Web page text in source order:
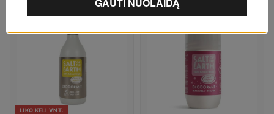
LIKO KELI VNT.
-30%